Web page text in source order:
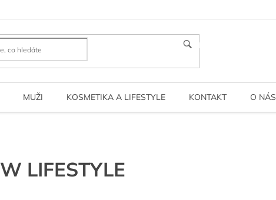
HLEDAT
MUŽI KOSMETIKA A LIFESTYLE KONTAKT O NÁS
LIFESTYLE